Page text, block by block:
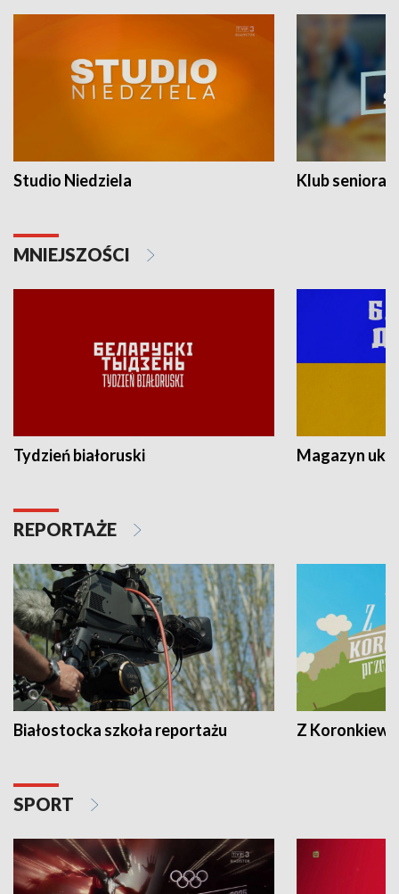
Studio Niedziela Klub seniora
MNIEJSZOŚCI
Tydzień białoruski Magazyn
REPORTAŻE
Białostocka szkoła reportażu Z
SPORT